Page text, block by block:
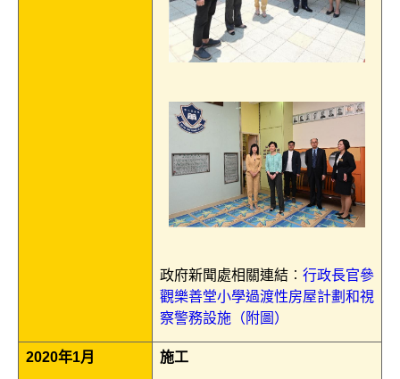
政府新聞處相關連結︰ 行政長官參
觀樂善堂小學過渡性房屋計劃和視
察警務設施（附圖）
2020年1月 施工